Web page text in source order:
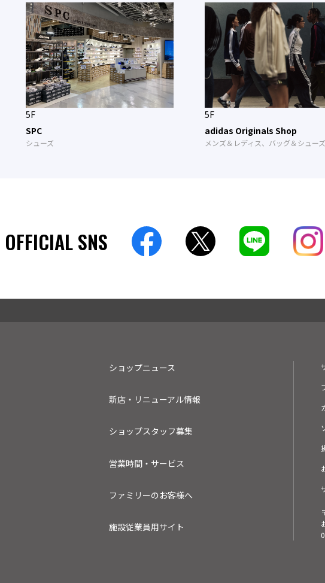
5F
SPC
シューズ
5F
adidas Originals Shop
メンズ＆レディス、バッグ＆シューズ
OFFICIAL SNS
ショップニュース
新店・リニューアル情報
ショップスタッフ募集
営業時間・サービス
ファミリーのお客様へ
施設従業員用サイト